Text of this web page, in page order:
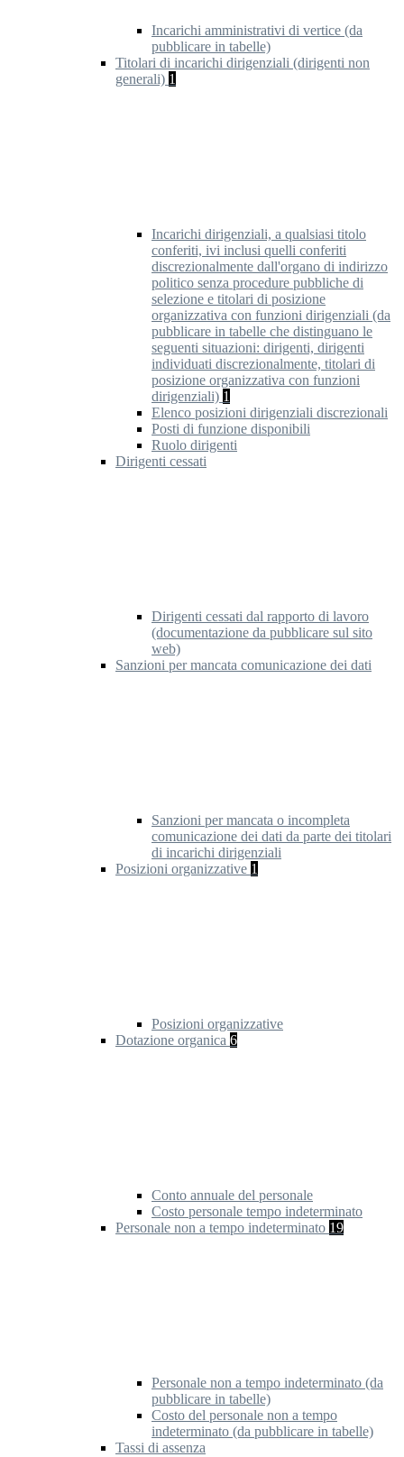
Incarichi amministrativi di vertice (da
pubblicare in tabelle)
Titolari di incarichi dirigenziali (dirigenti non
generali) 1
Incarichi dirigenziali, a qualsiasi titolo
conferiti, ivi inclusi quelli conferiti
discrezionalmente dall'organo di indirizzo
politico senza procedure pubbliche di
selezione e titolari di posizione
organizzativa con funzioni dirigenziali (da
pubblicare in tabelle che distinguano le
seguenti situazioni: dirigenti, dirigenti
individuati discrezionalmente, titolari di
posizione organizzativa con funzioni
dirigenziali) 1
Elenco posizioni dirigenziali discrezionali
Posti di funzione disponibili
Ruolo dirigenti
Dirigenti cessati
Dirigenti cessati dal rapporto di lavoro
(documentazione da pubblicare sul sito
web)
Sanzioni per mancata comunicazione dei dati
Sanzioni per mancata o incompleta
comunicazione dei dati da parte dei titolari
di incarichi dirigenziali
Posizioni organizzative 1
Posizioni organizzative
Dotazione organica 6
Conto annuale del personale
Costo personale tempo indeterminato
Personale non a tempo indeterminato 19
Personale non a tempo indeterminato (da
pubblicare in tabelle)
Costo del personale non a tempo
indeterminato (da pubblicare in tabelle)
Tassi di assenza